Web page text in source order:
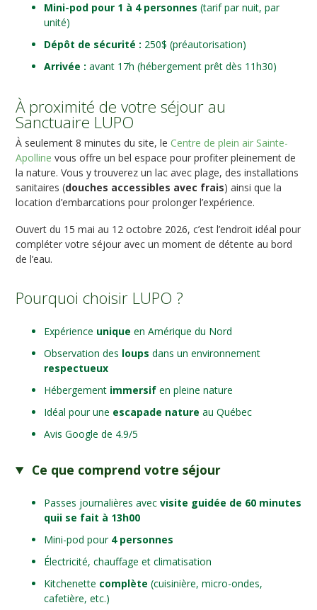
Mini-pod pour 1 à 4 personnes (tarif par nuit, par
unité)
Dépôt de sécurité : 250$ (préautorisation)
Arrivée : avant 17h (hébergement prêt dès 11h30)
À proximité de votre séjour au
Sanctuaire LUPO
À seulement 8 minutes du site, le Centre de plein air Sainte-
Apolline vous offre un bel espace pour profiter pleinement de
la nature. Vous y trouverez un lac avec plage, des installations
sanitaires (douches accessibles avec frais) ainsi que la
location d’embarcations pour prolonger l’expérience.
Ouvert du 15 mai au 12 octobre 2026, c’est l’endroit idéal pour
compléter votre séjour avec un moment de détente au bord
de l’eau.
Pourquoi choisir LUPO ?
Expérience unique en Amérique du Nord
Observation des loups dans un environnement
respectueux
Hébergement immersifen pleine nature
Idéal pour une escapade nature au Québec
Avis Google de 4.9/5
Ce que comprend votre séjour
Passes journalières avec visite guidée de 60 minutes
quii se fait à 13h00
Mini-pod pour 4 personnes
Électricité, chauffage et climatisation
Kitchenette complète (cuisinière, micro-ondes,
cafetière, etc.)